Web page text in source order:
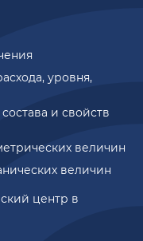
центр в
уровня,
и свойств
величин
величин